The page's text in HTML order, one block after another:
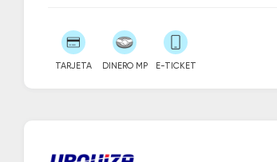
TARJETA DINERO MP E-TICKET